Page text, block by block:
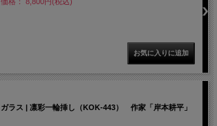
ガラス | 凛彩一輪挿し（KOK-443） 作家「岸本耕平」